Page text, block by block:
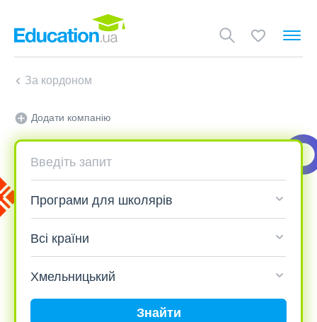
За кордоном
Додати компанію
Знайти